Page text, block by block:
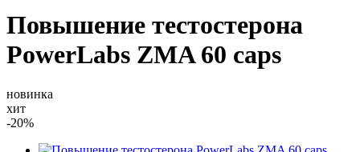
Повышение тестостерона
PowerLabs ZMA 60 caps
новинка
хит
-20%